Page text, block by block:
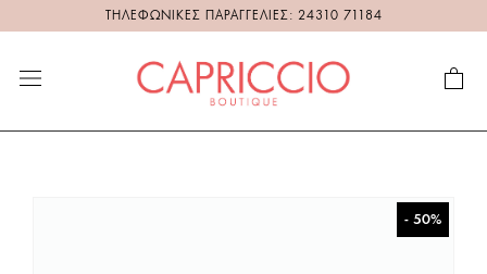
ΤΗΛΕΦΩΝΙΚΕΣ ΠΑΡΑΓΓΕΛΙΕΣ: 24310 71184
- 50%